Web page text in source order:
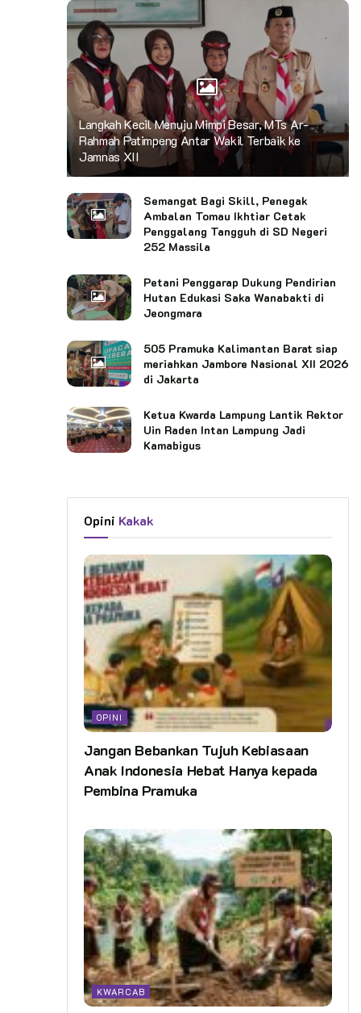
Langkah Kecil Menuju Mimpi Besar, MTs Ar-
Rahmah Patimpeng Antar Wakil Terbaik ke
Jamnas XII
Semangat Bagi Skill, Penegak
Ambalan Tomau Ikhtiar Cetak
Penggalang Tangguh di SD Negeri
252 Massila
Petani Penggarap Dukung Pendirian
Hutan Edukasi Saka Wanabakti di
Jeongmara
505 Pramuka Kalimantan Barat siap
meriahkan Jambore Nasional XII 2026
di Jakarta
Ketua Kwarda Lampung Lantik Rektor
Uin Raden Intan Lampung Jadi
Kamabigus
Opini Kakak
OPINI
Jangan Bebankan Tujuh Kebiasaan
Anak Indonesia Hebat Hanya kepada
Pembina Pramuka
KWARCAB